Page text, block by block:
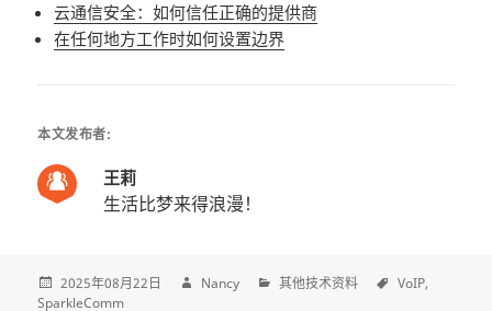
云通信安全：如何信任正确的提供商
在任何地方工作时如何设置边界
本文发布者:
王莉
生活比梦来得浪漫！
2025年08月22日 Nancy 其他技术资料
VoIP
SparkleComm